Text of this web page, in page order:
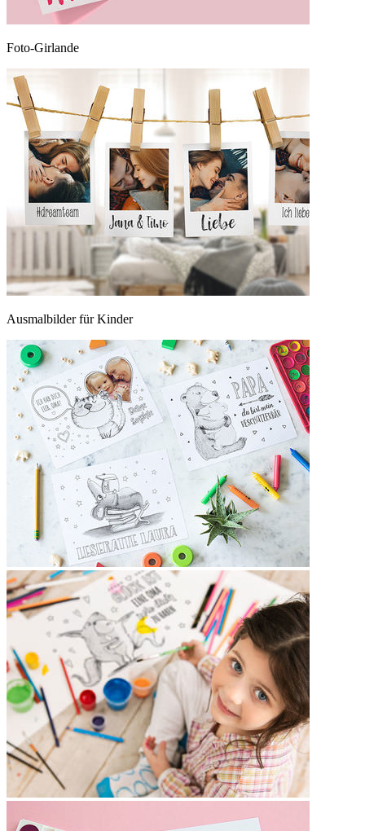
Foto-Girlande
Ausmalbilder für Kinder